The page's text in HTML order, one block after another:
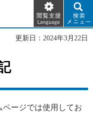
閲覧支
援
Language
検索メ
ニュー
更新日：2024年3月22日
ージでは使用してお